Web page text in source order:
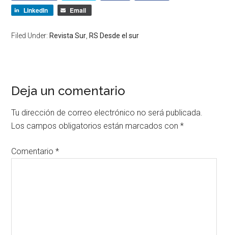
LinkedIn
Email
Filed Under: Revista Sur RS Desde el sur
Deja un comentario
Tu dirección de correo electrónico no será publicada.
Los campos obligatorios están marcados con*
Comentario*